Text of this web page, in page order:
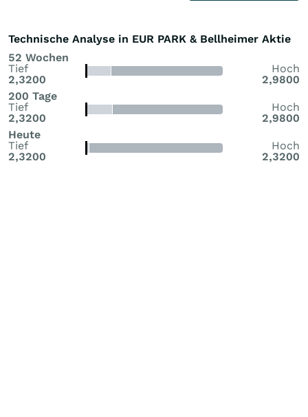
Technische Analyse in EUR PARK & Bellheimer Aktie
52 Wochen
Tief
2,3200
Hoch
2,9800
200 Tage
Tief
2,3200
Hoch
2,9800
Heute
Tief
2,3200
Hoch
2,3200